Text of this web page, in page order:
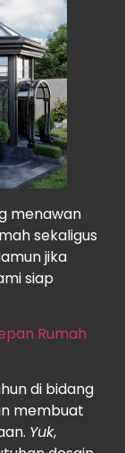
menawan
sekaligus
jika
siap
Rumah
di bidang
membuat
Yuk,